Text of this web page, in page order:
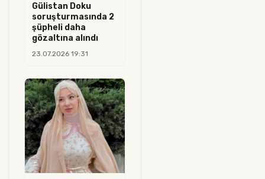
Gülistan Doku
soruşturmasında 2
şüpheli daha
gözaltına alındı
23.07.2026 19:31